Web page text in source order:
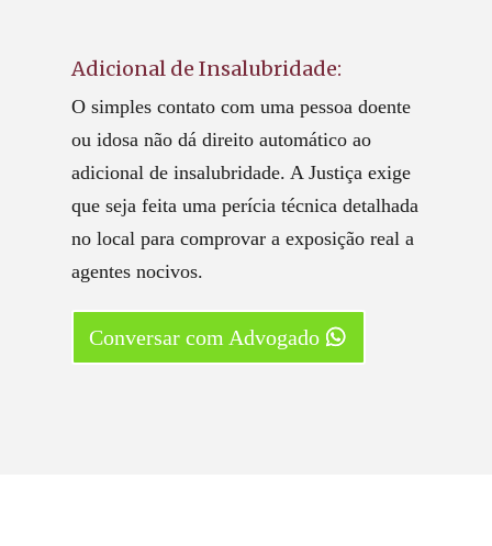
Adicional de Insalubridade:
O simples contato com uma pessoa doente
ou idosa não dá direito automático ao
adicional de insalubridade. A Justiça exige
que seja feita uma perícia técnica detalhada
no local para comprovar a exposição real a
agentes nocivos.
Conversar com Advogado